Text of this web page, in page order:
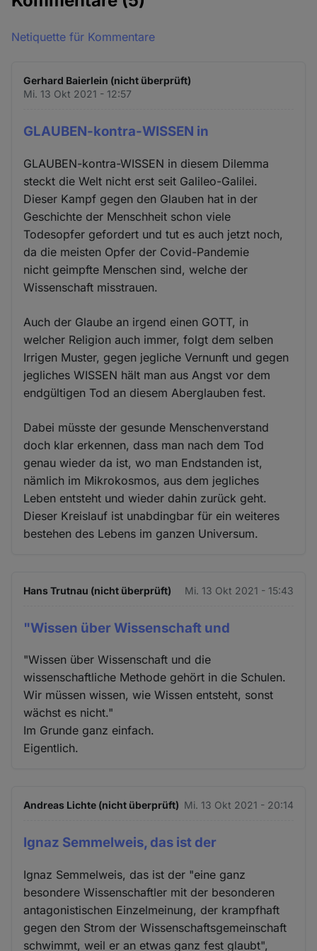
Netiquette für Kommentare
Gerhard Baierlein (nicht überprüft)
Mi. 13 Okt 2021 - 12:57
GLAUBEN-kontra-WISSEN in
GLAUBEN-kontra-WISSEN in diesem Dilemma
steckt die Welt nicht erst seit Galileo-Galilei.
Dieser Kampf gegen den Glauben hat in der
Geschichte der Menschheit schon viele
Todesopfer gefordert und tut es auch jetzt noch,
da die meisten Opfer der Covid-Pandemie
nicht geimpfte Menschen sind, welche der
Wissenschaft misstrauen.
Auch der Glaube an irgend einen GOTT, in
welcher Religion auch immer, folgt dem selben
Irrigen Muster, gegen jegliche Vernunft und gegen
jegliches WISSEN hält man aus Angst vor dem
endgültigen Tod an diesem Aberglauben fest.
Dabei müsste der gesunde Menschenverstand
doch klar erkennen, dass man nach dem Tod
genau wieder da ist, wo man Endstanden ist,
nämlich im Mikrokosmos, aus dem jegliches
Leben entsteht und wieder dahin zurück geht.
Dieser Kreislauf ist unabdingbar für ein weiteres
bestehen des Lebens im ganzen Universum.
Hans Trutnau (nicht überprüft) Mi. 13 Okt 2021 - 15:43
"Wissen über Wissenschaft und
"Wissen über Wissenschaft und die
wissenschaftliche Methode gehört in die Schulen.
Wir müssen wissen, wie Wissen entsteht, sonst
wächst es nicht."
Im Grunde ganz einfach.
Eigentlich.
Andreas Lichte (nicht überprüft) Mi. 13 Okt 2021 - 20:14
Ignaz Semmelweis, das ist der
Ignaz Semmelweis, das ist der "eine ganz
besondere Wissenschaftler mit der besonderen
antagonistischen Einzelmeinung, der krampfhaft
gegen den Strom der Wissenschaftsgemeinschaft
schwimmt, weil er an etwas ganz fest glaubt",